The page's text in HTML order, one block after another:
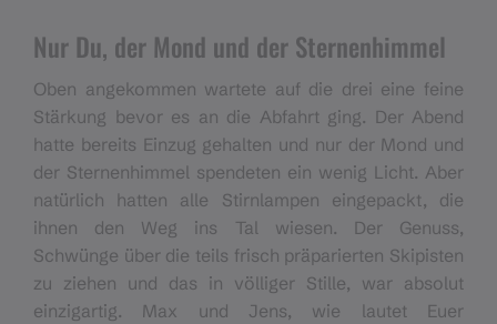
Nur Du, der Mond und der Sternenhimmel
Oben angekommen wartete auf die drei eine feine
Stärkung bevor es an die Abfahrt ging. Der Abend
hatte bereits Einzug gehalten und nur der Mond und
der Sternenhimmel spendeten ein wenig Licht. Aber
natürlich hatten alle Stirnlampen eingepackt, die
ihnen den Weg ins Tal wiesen. Der Genuss,
Schwünge über die teils frisch präparierten Skipisten
zu ziehen und das in völliger Stille, war absolut
einzigartig. Max und Jens, wie lautet Euer